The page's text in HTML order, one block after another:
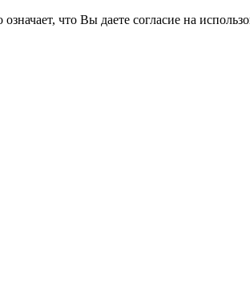
что Вы даете согласие на